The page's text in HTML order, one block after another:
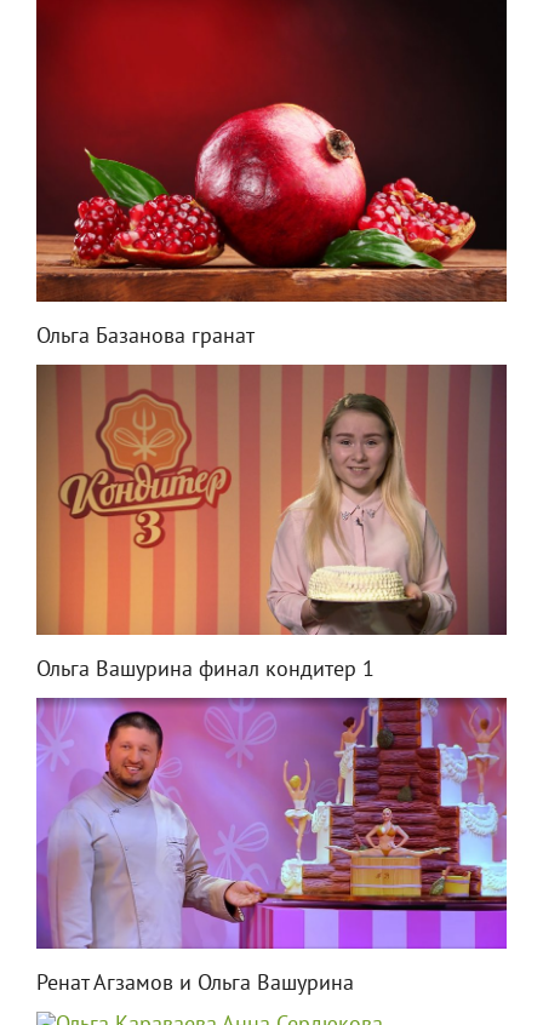
Ольга Базанова гранат
Ольга Вашурина финал кондитер 1
Ренат Агзамов и Ольга Вашурина